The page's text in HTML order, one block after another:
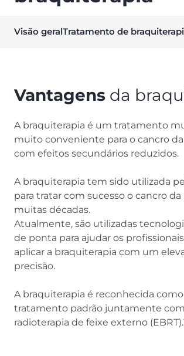
Visão geralTratamento de
Vantagens da
A braquiterapia é um tratamento
muito conveniente para o cancro
com efeitos secundários reduzidos.
A braquiterapia tem sido utilizada
para tratar com sucesso o cancro
muitas décadas.
Atualmente, são utilizadas
de ponta para ajudar os
aplicar a braquiterapia com um
precisão.
A braquiterapia é reconhecida
tratamento padrão juntamente com
radioterapia de feixe externo